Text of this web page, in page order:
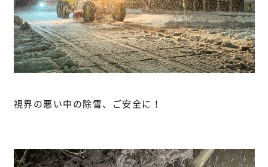
視界の悪い中の除雪、ご安全に！